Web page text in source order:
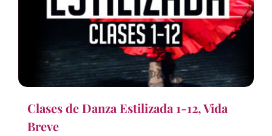
Clases de Danza Estilizada 1-12, Vida
Breve